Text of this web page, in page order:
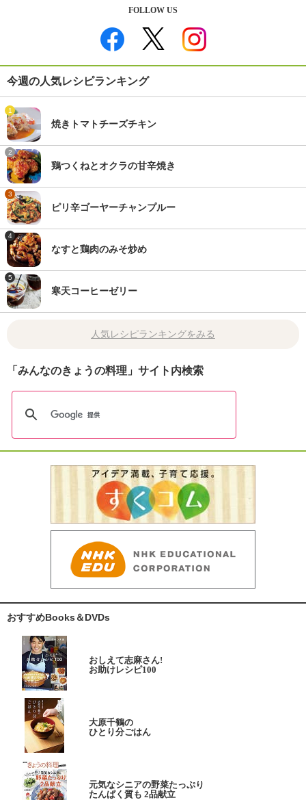
FOLLOW US
今週の人気レシピランキング
1
焼きトマトチーズチキン
2
鶏つくねとオクラの甘辛焼き
3
ピリ辛ゴーヤーチャンプルー
4
なすと鶏肉のみそ炒め
5
寒天コーヒーゼリー
人気レシピランキングをみる
「みんなのきょうの料理」サイト内検索
おすすめBooks＆DVDs
おしえて志麻さん!
お助けレシピ100
大原千鶴の
ひとり分ごはん
元気なシニアの野菜たっぷり
たんぱく質も 2品献立